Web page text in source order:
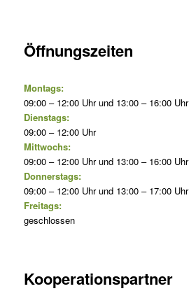
Öffnungszeiten
Montags:
09:00 – 12:00 Uhr und 13:00 – 16:00 Uhr
Dienstags:
09:00 – 12:00 Uhr
Mittwochs:
09:00 – 12:00 Uhr und 13:00 – 16:00 Uhr
Donnerstags:
09:00 – 12:00 Uhr und 13:00 – 17:00 Uhr
Freitags:
geschlossen
Kooperationspartner